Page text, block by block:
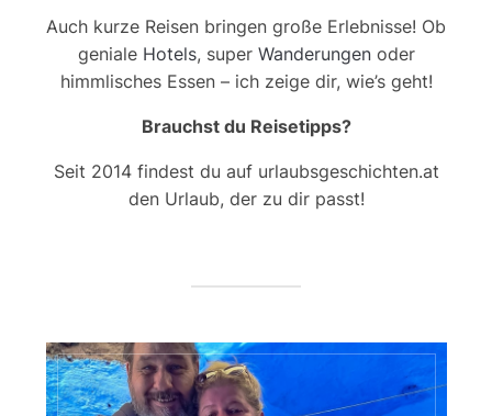
Auch kurze Reisen bringen große Erlebnisse! Ob
geniale Hotels, super Wanderungenoder
himmlisches Essen – ich zeige dir, wie’s geht!
Brauchst du Reisetipps?
Seit 2014 findest du auf urlaubsgeschichten.at
den Urlaub, der zu dir passt!